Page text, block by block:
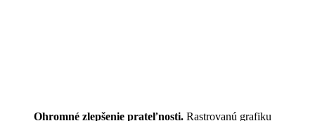
Ohromné zlepšenie prateľnosti. Rastrovanú grafiku